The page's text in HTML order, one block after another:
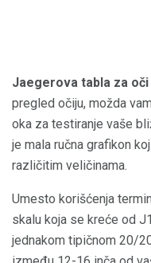
Jaegerova tabla za
pregled očiju, možda
oka za testiranje vaše
je mala ručna grafikon
različitim veličinama.
Umesto korišćenja
skalu koja se kreće od
jednakom tipičnom 20/